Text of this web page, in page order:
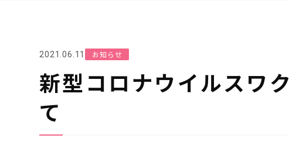
2021.06.11 お知らせ
新型コロナウイルスワ
て